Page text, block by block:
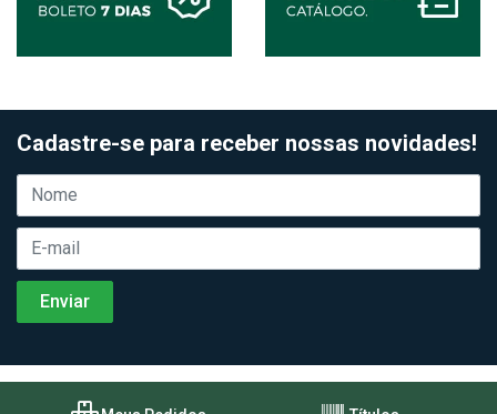
Cadastre-se para receber nossas novidades!